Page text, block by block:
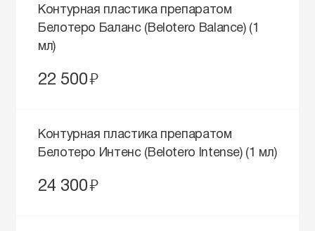
Контурная пластика препаратом
Белотеро Баланс (Belotero Balance) (1
мл)
22 500руб.
Контурная пластика препаратом
Белотеро Интенс (Belotero Intense) (1 мл)
24 300руб.